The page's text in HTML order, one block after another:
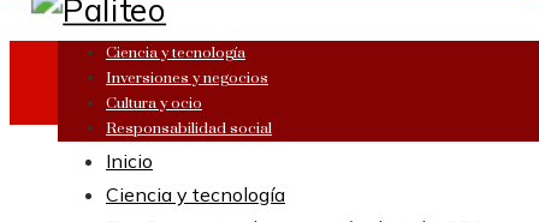
Ciencia y tecnología
Inversiones y negocios
Cultura y ocio
Responsabilidad social
Inicio
Ciencia y tecnología